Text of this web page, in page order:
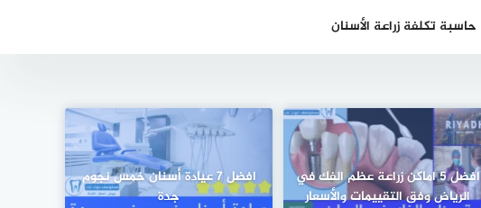
حاسبة تكلفة زراعة الأسنان
افضل 5 اماكن زراعة عظم الفك في
الرياض وفق التقييمات والأسعار
افضل 7 عيادة أسنان خمس نجوم
جدة